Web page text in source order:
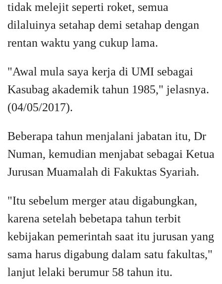
tidak melejit seperti roket, semua
dilaluinya setahap demi setahap dengan
rentan waktu yang cukup lama.
"Awal mula saya kerja di UMI sebagai
Kasubag akademik tahun 1985," jelasnya.
(04/05/2017).
Beberapa tahun menjalani jabatan itu, Dr
Numan, kemudian menjabat sebagai Ketua
Jurusan Muamalah di Fakuktas Syariah.
"Itu sebelum merger atau digabungkan,
karena setelah bebetapa tahun terbit
kebijakan pemerintah saat itu jurusan yang
sama harus digabung dalam satu fakultas,"
lanjut lelaki berumur 58 tahun itu.